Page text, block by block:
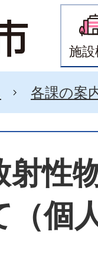
施
各課の案
射性
（個